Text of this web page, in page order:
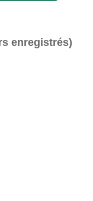
enregistrés)